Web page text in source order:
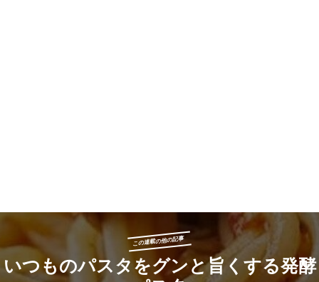
この連載の他の記事
いつものパスタをグンと旨くする発酵